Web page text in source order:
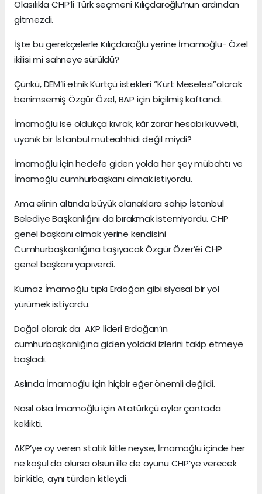
Olasılıkla CHP’li Türk seçmeni Kılıçdaroğlu’nun ardından
gitmezdi.
İşte bu gerekçelerle Kılıçdaroğlu yerine İmamoğlu- Özel
ikilisi mi sahneye sürüldü?
Çünkü, DEM’li etnik Kürtçü istekleri “Kürt Meselesi”olarak
benimsemiş Özgür Özel, BAP için biçilmiş kaftandı.
İmamoğlu ise oldukça kıvrak, kâr zarar hesabı kuvvetli,
uyanık bir İstanbul müteahhidi değil miydi?
İmamoğlu için hedefe giden yolda her şey mübahtı ve
İmamoğlu cumhurbaşkanı olmak istiyordu.
Ama elinin altında büyük olanaklara sahip İstanbul
Belediye Başkanlığını da bırakmak istemiyordu. CHP
genel başkanı olmak yerine kendisini
Cumhurbaşkanlığına taşıyacak Özgür Özer’éi CHP
genel başkanı yapıverdi.
Kurnaz İmamoğlu tıpkı Erdoğan gibi siyasal bir yol
yürümek istiyordu.
Doğal olarak da AKP lideri Erdoğan’ın
cumhurbaşkanlığına giden yoldaki izlerini takip etmeye
başladı.
Aslında İmamoğlu için hiçbir eğer önemli değildi.
Nasıl olsa İmamoğlu için Atatürkçü oylar çantada
keklikti.
AKP’ye oy veren statik kitle neyse, İmamoğlu içinde her
ne koşul da olursa olsun ille de oyunu CHP’ye verecek
bir kitle, aynı türden kitleydi.